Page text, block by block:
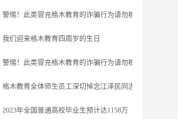
警惕！此类冒充格木教育的诈骗行为请勿相信
我们迎来格木教育四周岁的生日
警惕！此类冒充格木教育的诈骗行为请勿相信
格木教育全体师生员工深切悼念江泽民同志
2023年全国普通高校毕业生预计达1158万